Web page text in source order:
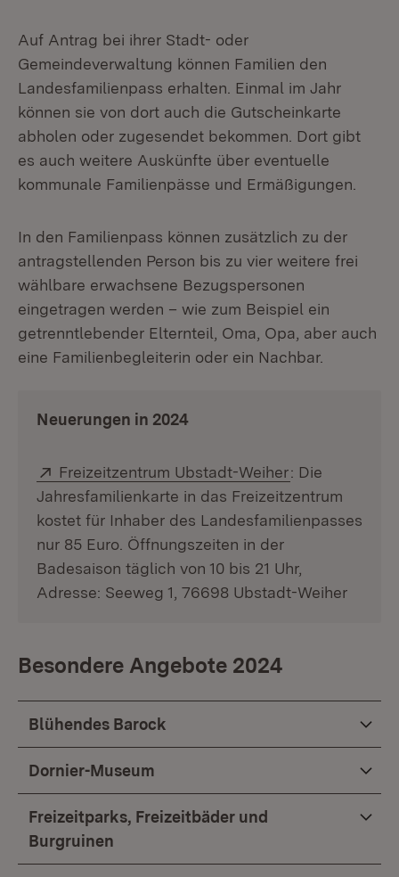
Auf Antrag bei ihrer Stadt- oder
Gemeindeverwaltung können Familien den
Landesfamilienpass erhalten. Einmal im Jahr
können sie von dort auch die Gutscheinkarte
abholen oder zugesendet bekommen. Dort gibt
es auch weitere Auskünfte über eventuelle
kommunale Familienpässe und Ermäßigungen.
In den Familienpass können zusätzlich zu der
antragstellenden Person bis zu vier weitere frei
wählbare erwachsene Bezugspersonen
eingetragen werden – wie zum Beispiel ein
getrenntlebender Elternteil, Oma, Opa, aber auch
eine Familienbegleiterin oder ein Nachbar.
Neuerungen in 2024
Extern:
Freizeitzentrum Ubstadt-Weiher(Öffnet in
: Die
Jahresfamilienkarte in das Freizeitzentrum
kostet für Inhaber des Landesfamilienpasses
nur 85 Euro. Öffnungszeiten in der
Badesaison täglich von 10 bis 21 Uhr,
Adresse: Seeweg 1, 76698 Ubstadt-Weiher
Besondere Angebote 2024
Blühendes Barock
Dornier-Museum
Freizeitparks, Freizeitbäder und
Burgruinen